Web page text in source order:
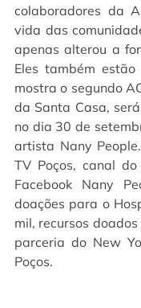
colaboradores da
vida das
apenas alterou a
Eles também
mostra o segundo
da Santa Casa,
no dia 30 de
artista Nany
TV Poços, canal
Facebook Nany
doações para o
mil, recursos
parceria do New
Poços.